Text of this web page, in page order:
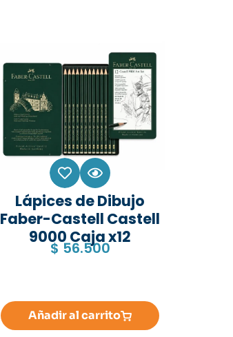
Lápices de Dibujo
Faber-Castell Castell
9000 Caja x12
$56.500
Añadir al carrito